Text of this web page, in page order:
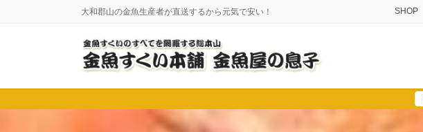
に
移
ョ
ン
大和郡山の金魚生産者が直送するから元気で安い！ SHOP